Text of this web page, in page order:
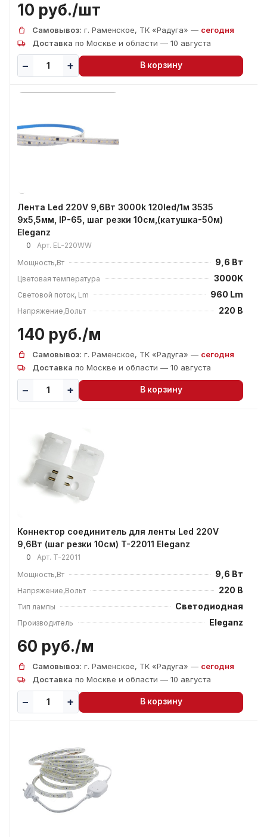
10 руб./шт
Самовывоз: г. Раменское, ТК «Радуга» — сегодня
Доставка по Москве и области — 10 августа
В корзину
Лента Led 220V 9,6Вт 3000k 120led/1м 3535
9х5,5мм, IP-65, шаг резки 10см,(катушка-50м)
Eleganz
0 Арт. EL-220WW
Мощность,Вт
9,6 Вт
Цветовая температура 3000K
Световой поток, Lm 960 Lm
Напряжение,Вольт 220 В
140 руб./м
Самовывоз: г. Раменское, ТК «Радуга» — сегодня
Доставка по Москве и области — 10 августа
В корзину
Коннектор соединитель для ленты Led 220V
9,6Вт (шаг резки 10см) T-22011 Eleganz
0 Арт. T-22011
Мощность,Вт
9,6 Вт
Напряжение,Вольт 220 В
Тип лампы Светодиодная
Производитель Eleganz
60 руб./м
Самовывоз: г. Раменское, ТК «Радуга» — сегодня
Доставка по Москве и области — 10 августа
В корзину